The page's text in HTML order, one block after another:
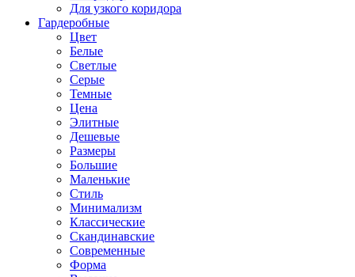
Для узкого коридора
Гардеробные
Цвет
Белые
Светлые
Серые
Темные
Цена
Элитные
Дешевые
Размеры
Большие
Маленькие
Стиль
Минимализм
Классические
Скандинавские
Современные
Форма